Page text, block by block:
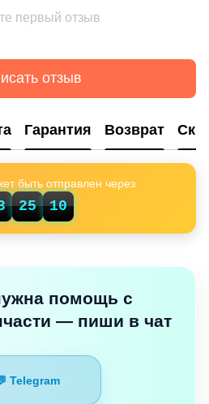
первый отзыв
отзыв
Гарантия Возврат
быть отправлен через
25 09
помощь с
— пиши в чат
Telegram